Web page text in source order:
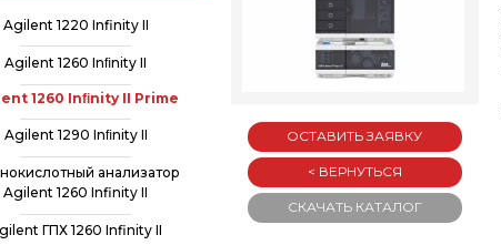
< ВЕРНУТЬСЯ
ОСТАВИТЬ ЗАЯВКУ
СКАЧАТЬ КАТАЛОГ
Agilent 1220 Infinity II
Agilent 1260 Inﬁnity II
1260 Inﬁnity II Prime
анализатор
Agilent 1260 Infinity II
Agilent 1290 Inﬁnity II
ГПХ 1260 Infinity II